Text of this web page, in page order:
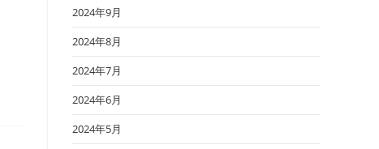
2024年9月
2024年8月
2024年7月
2024年6月
2024年5月